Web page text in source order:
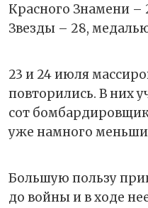
Красного Знамени
Звезды – 28,
23 и 24 июля
повторились. В них
сот
уже намного
Большую пользу
до войны и в ходе